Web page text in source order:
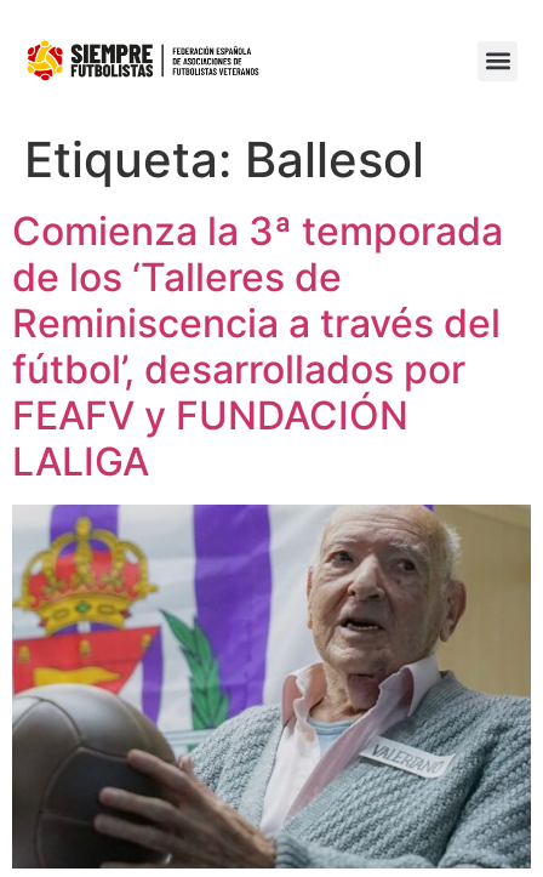
Etiqueta: Ballesol
Comienza la 3ª temporada
de los ‘Talleres de
Reminiscencia a través del
fútbol’, desarrollados por
FEAFV y FUNDACIÓN
LALIGA